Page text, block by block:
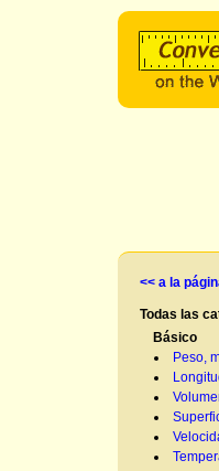
<< a la
Todas las
Básico
Peso,